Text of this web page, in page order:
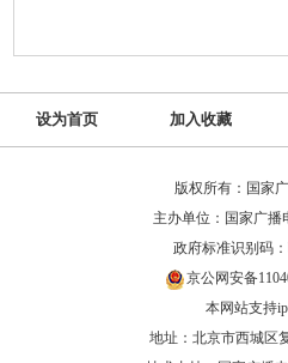
设为首页 加入收藏
版权所有：国家
主办单位：国家广播
政府标准识别码：
京公网安备
本网站支持
地址：北京市西城区